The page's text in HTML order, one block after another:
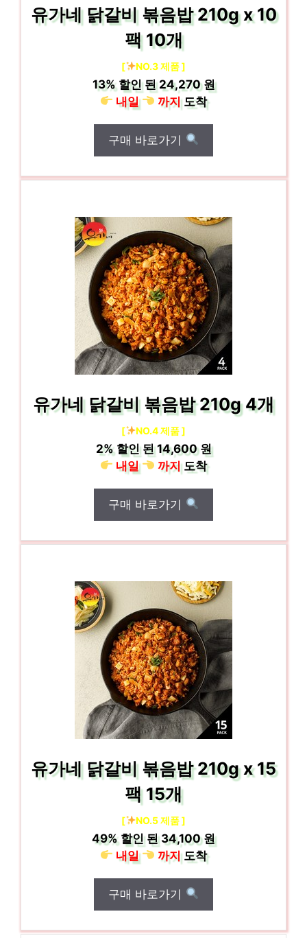
유가네 닭갈비 볶음밥 210g x 10
팩 10개
[ NO.3 제품 ]
13%할인 된24,270 원
내일
까지도착
구매 바로가기
유가네 닭갈비 볶음밥 210g 4개
[ NO.4 제품 ]
2%할인 된14,600 원
내일
까지도착
구매 바로가기
유가네 닭갈비 볶음밥 210g x 15
팩 15개
[ NO.5 제품 ]
49% 할인 된34,100 원
내일
까지도착
구매 바로가기